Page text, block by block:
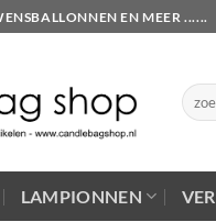
EN MEER ......
naar:
LAMPIONNEN